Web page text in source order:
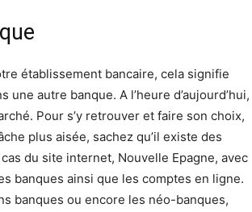
établissement bancaire, cela signifie
autre banque. A l’heure d’aujourd’hui,
Pour s’y retrouver et faire son choix,
plus aisée, sachez qu’il existe des
du site internet, Nouvelle Epagne, avec
banques ainsi que les comptes en ligne.
banques ou encore les néo-banques,